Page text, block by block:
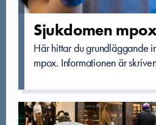
Sjukdomen
Här hittar du grundläggande
mpox. Informationen är